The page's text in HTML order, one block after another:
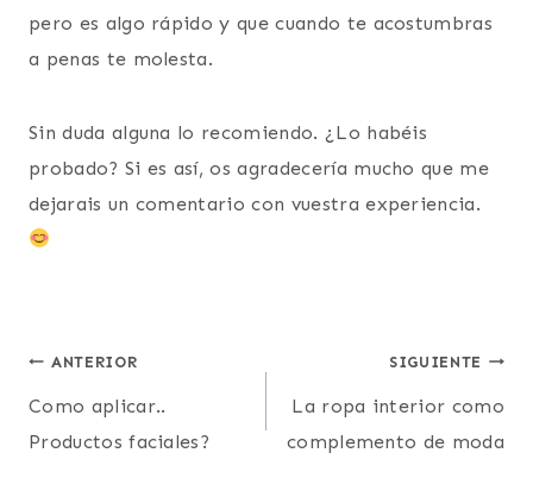
pero es algo rápido y que cuando te acostumbras
a penas te molesta.
Sin duda alguna lo recomiendo. ¿Lo habéis
probado? Si es así, os agradecería mucho que me
dejarais un comentario con vuestra experiencia.
Navegación
de
ANTERIOR
Como aplicar..
Productos faciales?
SIGUIENTE
La ropa interior como
complemento de moda